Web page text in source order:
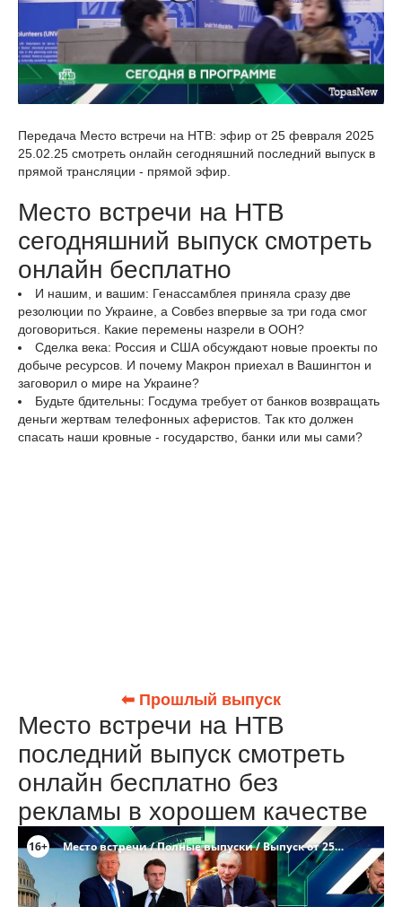
Передача Место встречи на НТВ: эфир от 25 февраля 2025
25.02.25 смотреть онлайн сегодняшний последний выпуск в
прямой трансляции - прямой эфир.
Место встречи на НТВ
сегодняшний выпуск смотреть
онлайн бесплатно
И нашим, и вашим: Генассамблея приняла сразу две
резолюции по Украине, а Совбез впервые за три года смог
договориться. Какие перемены назрели в ООН?
Сделка века: Россия и США обсуждают новые проекты по
добыче ресурсов. И почему Макрон приехал в Вашингтон и
заговорил о мире на Украине?
Будьте бдительны: Госдума требует от банков возвращать
деньги жертвам телефонных аферистов. Так кто должен
спасать наши кровные - государство, банки или мы сами?
⬅ Прошлый выпуск
Место встречи на НТВ
последний выпуск смотреть
онлайн бесплатно без
рекламы в хорошем качестве